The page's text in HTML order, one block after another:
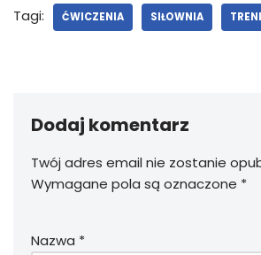
Tagi: ĆWICZENIA SIŁOWNIA
Dodaj komentarz
Twój adres email nie zostanie
Wymagane pola są oznaczone *
Nazwa *